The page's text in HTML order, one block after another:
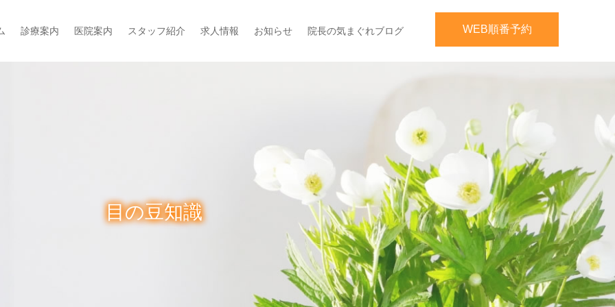
WEB順番予約
診療案内 医院案内 スタッフ紹介 求人情報 お知らせ 院長の気まぐれブログ
目の豆知識